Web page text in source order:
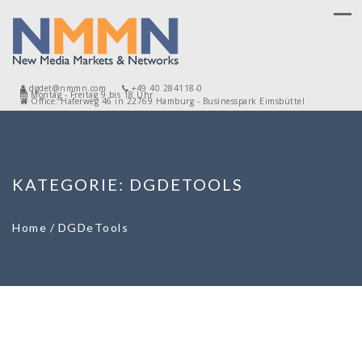
dgdet@nmmn.com +49 40 284118-0
Montag - Freitag 9 bis 18 Uhr
Office: Haferweg 46 in 22769 Hamburg - Businesspark Eimsbüttel
KATEGORIE: DGDETOOLS
Home / DGDeTools